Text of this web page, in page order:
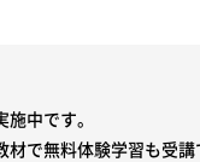
中です。
材で無料体験学習も受